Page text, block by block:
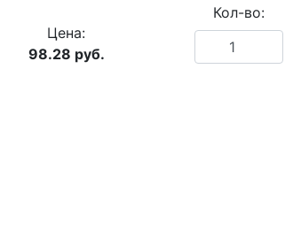
Цена:
98.28 руб.
Кол-во: